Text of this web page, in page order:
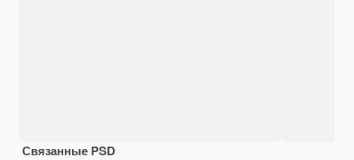
Связанные PSD